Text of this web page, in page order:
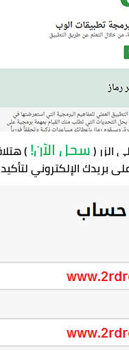
الزر ( سجل الآن!
بريدك الإلكتروني